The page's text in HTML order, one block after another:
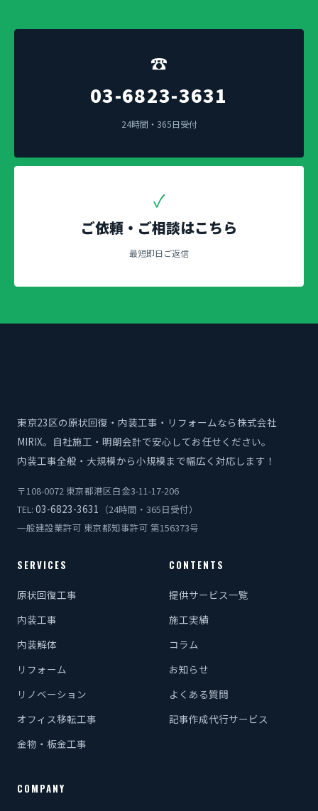
☎
03-6823-3631
24時間・365日受付
✓
ご依頼・ご相談はこちら
最短即日ご返信
東京23区の原状回復・内装工事・リフォームなら株式会社
MIRIX。自社施工・明朗会計で安心してお任せください。
内装工事全般・大規模から小規模まで幅広く対応します！
〒108-0072 東京都港区白金3-11-17-206
TEL: 03-6823-3631 （24時間・365日受付）
一般建設業許可 東京都知事許可 第156373号
SERVICES
原状回復工事
内装工事
内装解体
リフォーム
リノベーション
オフィス移転工事
金物・板金工事
CONTENTS
提供サービス一覧
施工実績
コラム
お知らせ
よくある質問
記事作成代行サービス
COMPANY